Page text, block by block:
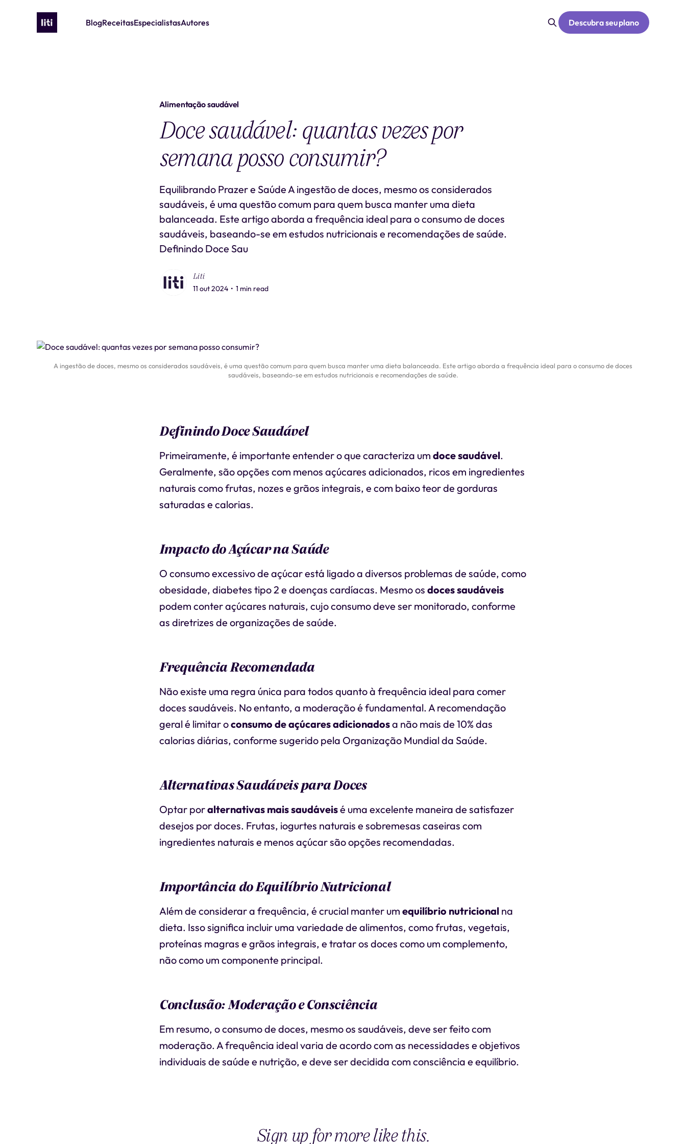
BlogReceitasEspecialistasAutores Descubra seu plano
Alimentação saudável
Doce saudável: quantas vezes por
semana posso consumir?
Equilibrando Prazer e Saúde A ingestão de doces, mesmo os considerados
saudáveis, é uma questão comum para quem busca manter uma dieta
balanceada. Este artigo aborda a frequência ideal para o consumo de doces
saudáveis, baseando-se em estudos nutricionais e recomendações de saúde.
Definindo Doce Sau
Liti
11 out 2024 • 1 min read
A ingestão de doces, mesmo os considerados saudáveis, é uma questão comum para quem busca manter uma dieta balanceada. Este artigo aborda a frequência ideal para o consumo de doces
saudáveis, baseando-se em estudos nutricionais e recomendações de saúde.
Definindo Doce Saudável
Primeiramente, é importante entender o que caracteriza um doce saudável.
Geralmente, são opções com menos açúcares adicionados, ricos em ingredientes
naturais como frutas, nozes e grãos integrais, e com baixo teor de gorduras
saturadas e calorias.
Impacto do Açúcar na Saúde
O consumo excessivo de açúcar está ligado a diversos problemas de saúde, como
obesidade, diabetes tipo 2 e doenças cardíacas. Mesmo os doces saudáveis
podem conter açúcares naturais, cujo consumo deve ser monitorado, conforme
as diretrizes de organizações de saúde.
Frequência Recomendada
Não existe uma regra única para todos quanto à frequência ideal para comer
doces saudáveis. No entanto, a moderação é fundamental. A recomendação
geral é limitar oconsumo de açúcares adicionadosa não mais de 10% das
calorias diárias, conforme sugerido pela Organização Mundial da Saúde.
Alternativas Saudáveis para Doces
Optar poralternativas mais saudáveisé uma excelente maneira de satisfazer
desejos por doces. Frutas, iogurtes naturais e sobremesas caseiras com
ingredientes naturais e menos açúcar são opções recomendadas.
Importância do Equilíbrio Nutricional
Além de considerar a frequência, é crucial manter um equilíbrio nutricional na
dieta. Isso significa incluir uma variedade de alimentos, como frutas, vegetais,
proteínas magras e grãos integrais, e tratar os doces como um complemento,
não como um componente principal.
Conclusão: Moderação e Consciência
Em resumo, o consumo de doces, mesmo os saudáveis, deve ser feito com
moderação. A frequência ideal varia de acordo com as necessidades e objetivos
individuais de saúde e nutrição, e deve ser decidida com consciência e equilíbrio.
Sign up for more like this.